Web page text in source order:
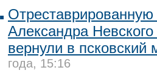
Александра Невского
вернули в псковский
года, 15:16